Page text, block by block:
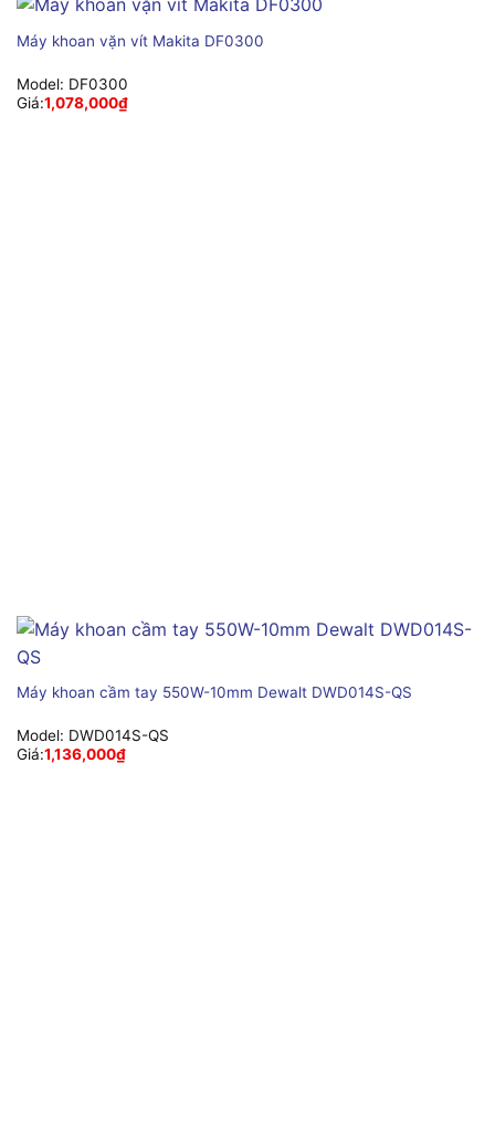
Máy khoan vặn vít Makita DF0300
Model: DF0300
Giá:1,078,000₫
Máy khoan cầm tay 550W-10mm Dewalt DWD014S-QS
Model: DWD014S-QS
Giá:1,136,000₫